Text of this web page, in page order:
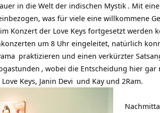
in die Welt der indischen Mystik . Mit
was für viele eine willkommene
Konzert der Love Keys fortgesetzt werden
um 8 Uhr eingeleitet, natürlich
praktizieren und einen verkürzter
, wobei die Entscheidung hier
Keys, Janin Devi und Kay und 2Ram.